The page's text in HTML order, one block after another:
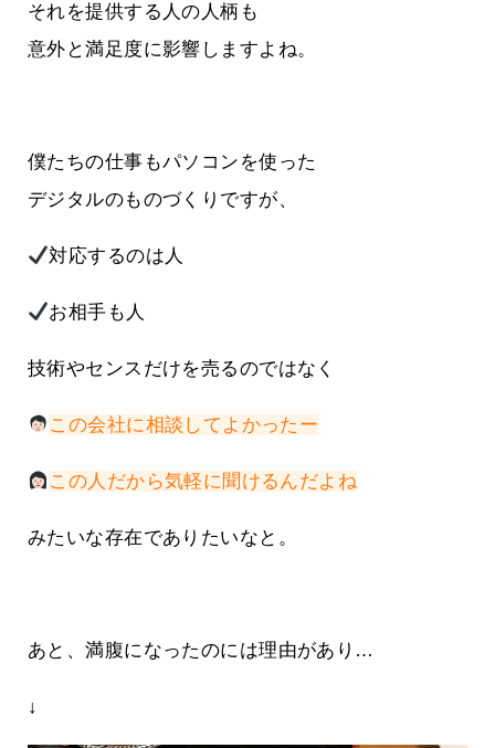
それを提供する人の人柄も
意外と満足度に影響しますよね。
僕たちの仕事もパソコンを使った
デジタルのものづくりですが、
対応するのは人
お相手も人
技術やセンスだけを売るのではなく
この会社に相談してよかったー
この人だから気軽に聞けるんだよね
みたいな存在でありたいなと。
あと、満腹になったのには理由があり…
↓